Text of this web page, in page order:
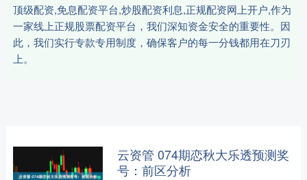
顶级配资,免息配资平台,炒股配资利息,正规配资网上开户,作为
一家线上正规股票配资平台，我们深知资金安全的重要性。因
此，我们实行专款专用制度，确保客户的每一分钱都用在刀刃
上。
云资管 074期恋秋大乐透预测奖
号：前区分析